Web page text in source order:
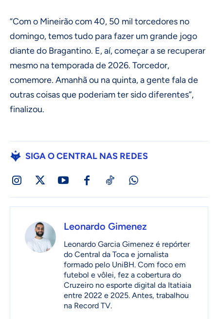
“Com o Mineirão com 40, 50 mil torcedores no
domingo, temos tudo para fazer um grande jogo
diante do Bragantino. E, aí, começar a se recuperar
mesmo na temporada de 2026. Torcedor,
comemore. Amanhã ou na quinta, a gente fala de
outras coisas que poderiam ter sido diferentes”,
finalizou.
SIGA O CENTRAL NAS REDES
Leonardo Gimenez
Leonardo Garcia Gimenez é repórter
do Central da Toca e jornalista
formado pelo UniBH. Com foco em
futebol e vôlei, fez a cobertura do
Cruzeiro no esporte digital da Itatiaia
entre 2022 e 2025. Antes, trabalhou
na Record TV.